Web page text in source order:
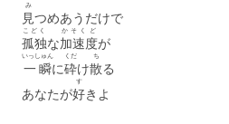
見
み
つめあうだけで
孤独
こどく
な加速度
かそくど
が
一瞬
いっしゅん
に砕
くだ
け散
ち
る
あなたが好
す
きよ